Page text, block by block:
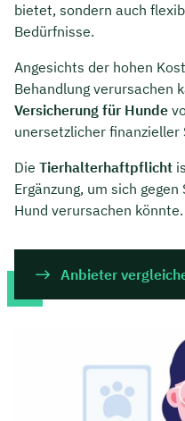
Kontakt
bietet, sondern auch
Bedürfnisse.
Angesichts der hohen
Behandlung verursachen
Versicherung für Hunde
unersetzlicher finanzieller
Die Tierhalterhaftpflicht
Ergänzung, um sich
Hund verursachen könnte.
Anbieter